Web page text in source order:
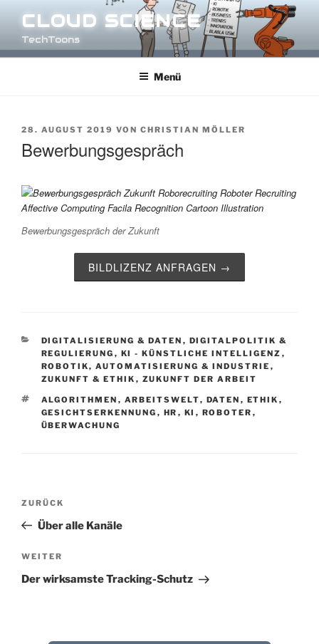
Inhalt
springen
CLOUD SCIENCE
TechToons
Menü
VERÖFFENTLICHT
28. AUGUST 2019 VON CHRISTIAN MÖLLER
Bewerbungsgespräch
Bewerbungsgespräch der Zukunft
BILDLIZENZ ANFRAGEN →
KATEGORIEN
DIGITALISIERUNG & DATEN , DIGITALPOLITIK &
REGULIERUNG , KI - KÜNSTLICHE INTELLIGENZ ,
ROBOTIK, AUTOMATISIERUNG & INDUSTRIE ,
ZUKUNFT & ETHIK , ZUKUNFT DER ARBEIT
SCHLAGWÖRTER
ALGORITHMEN , ARBEITSWELT, DATEN , ETHIK ,
GESICHTSERKENNUNG , HR , KI , ROBOTER ,
ÜBERWACHUNG
Beitragsnavigation
Vorheriger
Beitrag
ZURÜCK
Über alle Kanäle
Nächster
Beitrag
WEITER
Der wirksamste Tracking-Schutz